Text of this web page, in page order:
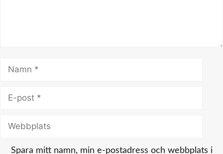
Namn
Webbplats
Spara mitt namn, min e-postadress och webbplats i